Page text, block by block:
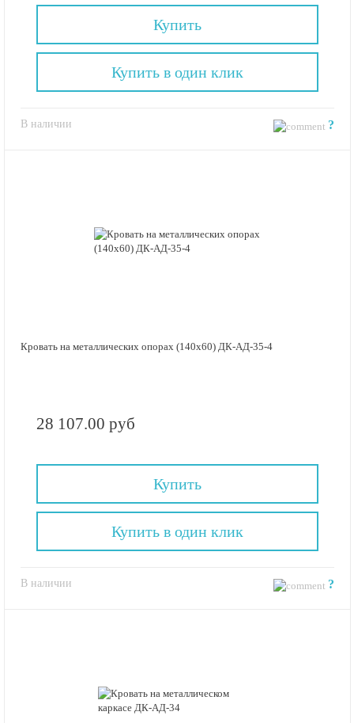
Купить
В наличии ?
Купить в один клик
Кровать на металлических опорах (140х60) ДК-АД-35-4
28 107.00 руб
Купить
В наличии ?
Купить в один клик